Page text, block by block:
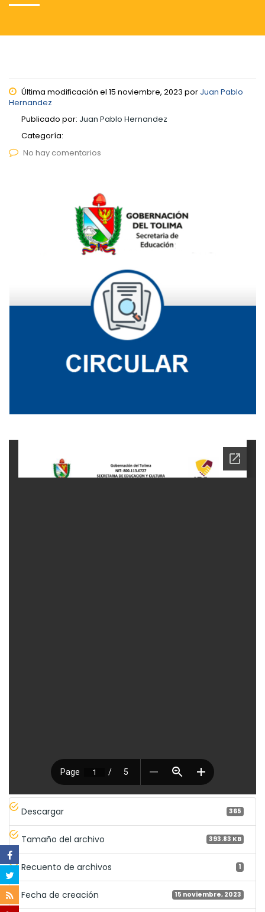
Última modificación el 15 noviembre, 2023 por Juan Pablo
Hernandez
Publicado por: Juan Pablo Hernandez
Categoría:
No hay comentarios
Descargar 365
Tamaño del archivo 393.83 KB
Recuento de archivos 1
Fecha de creación 15 noviembre, 2023